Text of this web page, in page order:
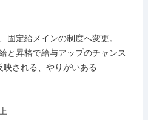
固定給メインの制度へ変更。
と昇格で給与アップのチャンス
される、やりがいある